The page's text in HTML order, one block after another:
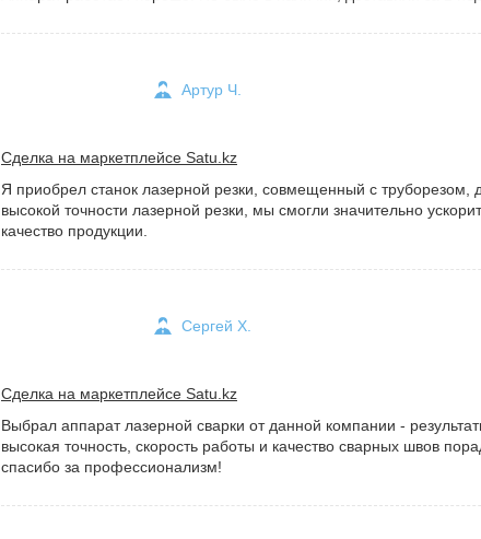
Артур Ч.
Сделка на маркетплейсе Satu.kz
Я приобрел станок лазерной резки, совмещенный с труборезом,
высокой точности лазерной резки, мы смогли значительно
качество продукции.
Сергей Х.
Сделка на маркетплейсе Satu.kz
Выбрал аппарат лазерной сварки от данной компании -
высокая точность, скорость работы и качество сварных швов
спасибо за профессионализм!